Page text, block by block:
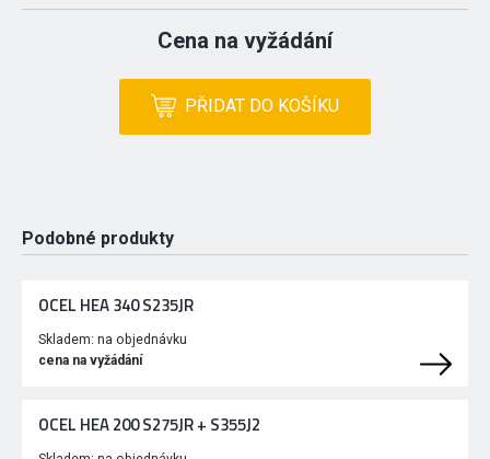
Cena na vyžádání
PŘIDAT DO KOŠÍKU
Podobné produkty
OCEL HEA 340 S235JR
Skladem: na objednávku
cena na vyžádání
OCEL HEA 200 S275JR + S355J2